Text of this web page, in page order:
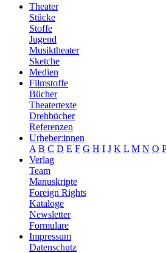
Theater
Stücke
Stoffe
Jugend
Musiktheater
Sketche
Medien
Filmstoffe
Bücher
Theatertexte
Drehbücher
Referenzen
Urheber:innen
A B C D E F G H I J K L M N O P
Verlag
Team
Manuskripte
Foreign Rights
Kataloge
Newsletter
Formulare
Impressum
Datenschutz